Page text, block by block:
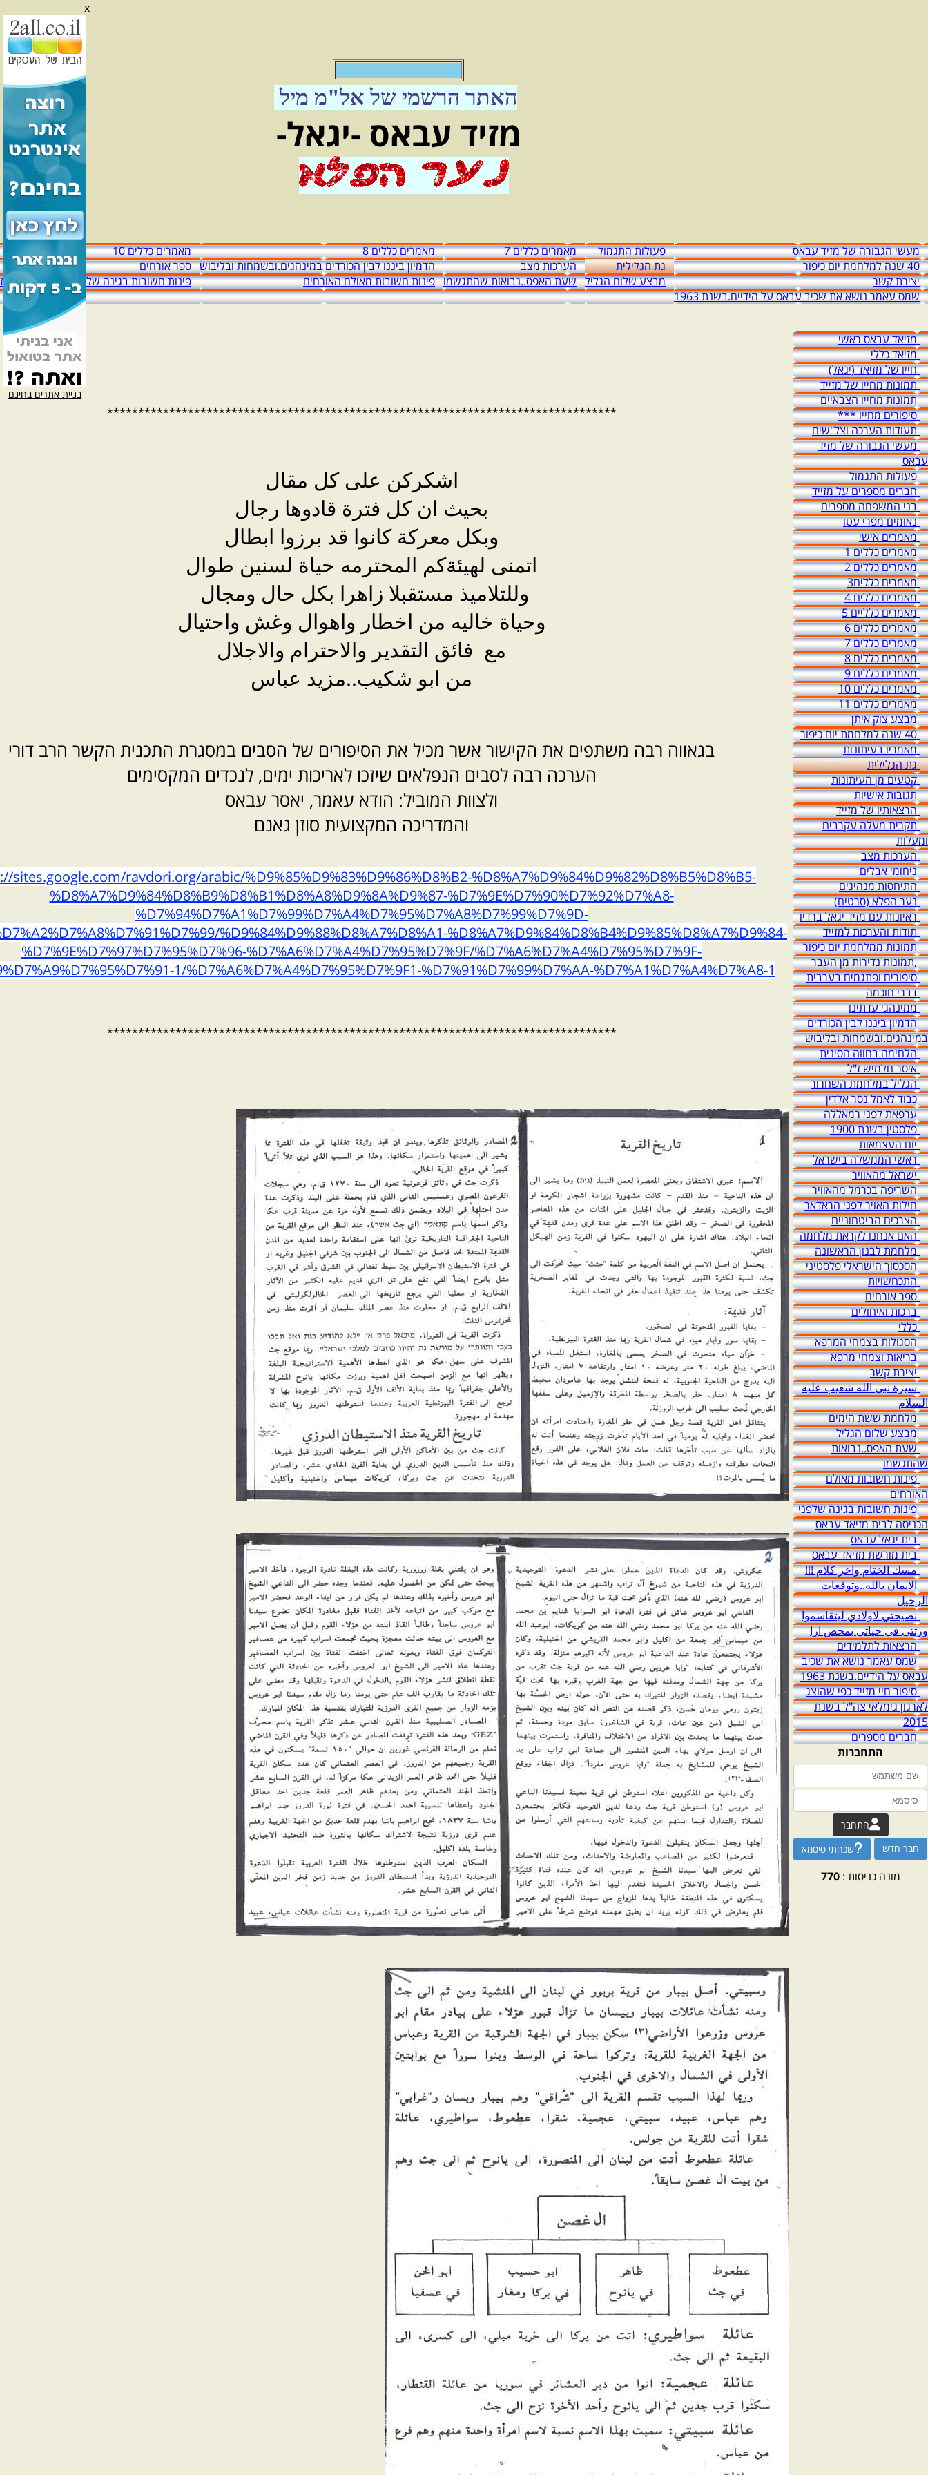
x
בניית אתרים בחינם
אגדה מהלכת וששים שנות מדינה
האתר הרשמי של אל"מ מיל
מזיד עבאס -יגאל-
מעשי הגבורה של מזיד עבאס פעולות התגמול מאמרים כללים 7 מאמרים כללים 8
מאמרים כללים 10
40 שנה למלחמת יום כיפור
גת הגלילית הערכות מצב הדמיון ביננו לבין הכורדים במינהגים.ובשמחות ובליבוש ספר אורחים
יצירת קשר
מבצע שלום הגליל שעת האפס..נבואות שהתגשמו פינות חשובות מאולם האורחים
פינות חשובות בגינה שלפני הכניסה לבית
שמס עאמר נושא את שכיב עבאס על הידיים.בשנת 1963
מזיאד עבאס ראשי
מזיאד כללי
חייו של מזיאד (יגאל)
תמונות מחייו של מזייד
תמונות מחייו הצבאיים
סיפורים מחייו ***
תעודות הערכה וצל"שים
מעשי הגבורה של מזיד
עבאס
פעולות התגמול
חברים מספרים על מזייד
בני המשפחה מספרים
נאומים מפרי עטו
מאמרים אישי
מאמרים כללים 1
מאמרים כללים 2
מאמרים כללים3
מאמרים כללים 4
מאמרים כלליים 5
מאמרים כללים 6
מאמרים כללים 7
מאמרים כללים 8
מאמרים כללים 9
מאמרים כללים 10
מאמרים כללים 11
מבצע צוק איתן
40 שנה למלחמת יום כיפור
מאמריו בעיתונות
גת הגלילית
קטעים מן העיתונות
תגובות אישיות
הרצאותיו של מזייד
תקרית מעלה עקרבים
ומעלות
הערכות מצב
ניחומי אבלים
התיחסות מנהיגים
נער הפלא (סרטים)
ראיונות עם מזיד יגאל ברדיו
תודות והערכות למזייד
תמונות ממלחמת יום כיפור
,תמונות נדירות מן העבר
סיפורים ופתגמים בערבית
דברי חוכמה
ממינהגי עדתינו
הדמיון ביננו לבין הכורדים
במינהגים.ובשמחות ובליבוש
הלחימה בחווה הסינית
איסר חלמיש ז"ל
הגליל במלחמת השחרור
כבוד לאמל נסר אלדין
ערפאת לפני רמאללה
פלסטין בשנת 1900
יום העצמאות
ראשי הממשלה בישראל
ישראל מהאוויר
השריפה בכרמל מהאוויר
חילות האויר לפני הראדאר
הצרכים הביטחוניים
האם אנחנו לקראת מלחמה
מלחמת לבנון הראשונה
הסכסוך הישראלי פלסטיני
התכחשויות
ספר אורחים
ברכות ואיחולים
כללי
הסגולות בצמחי המרפא
בריאות וצמחי מרפא
יצירת קשר
سيرة نبي الله شعيب عليه
السلام
מלחמת ששת הימים
מבצע שלום הגליל
שעת האפס..נבואות
שהתגשמו
פינות חשובות מאולם
האורחים
פינות חשובות בגינה שלפני
הכניסה לבית מזיאד עבאס
בית יגאל עבאס
בית מורשת מזיאד עבאס
مسك الختام واخر كلام !!!
الايمان بالله..وتوقعات
الرحيل
نصيحتي لاولادي ليتقاسموا
ورثتي في حياتي بمحض ارا
הרצאות לתלמידים
שמס עאמר נושא את שכיב
עבאס על הידיים.בשנת 1963
סיפור חיי מזייד כפי שהוצג
לארגון גימלאי צה"ל בשנת
2015
חברים מספרים
התחברות
התחבר
חבר חדש
שכחתי סיסמא
מונה כניסות :770
**********************************************************************************
اشكركن على كل مقال
بحيث ان كل فترة قادوها رجال
وبكل معركة كانوا قد برزوا ابطال
اتمنى لهيئةكم المحترمه حياة لسنين طوال
وللتلاميذ مستقبلا زاهرا بكل حال ومجال
وحياة خاليه من اخطار واهوال وغش واحتيال
مع فائق التقدير والاحترام والاجلال
من ابو شكيب..مزيد عباس
בגאווה רבה משתפים את הקישור אשר מכיל את הסיפורים של הסבים במסגרת התכנית הקשר הרב דורי
הערכה רבה לסבים הנפלאים שיזכו לאריכות ימים, לנכדים המקסימים
ולצוות המוביל: הודא עאמר, יאסר עבאס
והמדריכה המקצועית סוזן גאנם
sites.google.com/ravdori.org/arabic/%D9%85%D9%83%D9%86%D8%B2-%D8%A7%D9%84%D9%82%D8%B5%D8%B5-
%D8%A7%D9%84%D8%B9%D8%B1%D8%A8%D9%8A%D9%87-%D7%9E%D7%90%D7%92%D7%A8-
%D7%94%D7%A1%D7%99%D7%A4%D7%95%D7%A8%D7%99%D7%9D-
%D9%84%D9%88%D8%A7%D8%A1-%D8%A7%D9%84%D8%B4%D9%85%D8%A7%D9%84-
%D7%9E%D7%97%D7%95%D7%96-%D7%A6%D7%A4%D7%95%D7%9F/%D7%A6%D7%A4%D7%95%D7%9F-
1/%D7%A6%D7%A4%D7%95%D7%9F1-%D7%91%D7%99%D7%AA-%D7%A1%D7%A4%D7%A8-1
**********************************************************************************